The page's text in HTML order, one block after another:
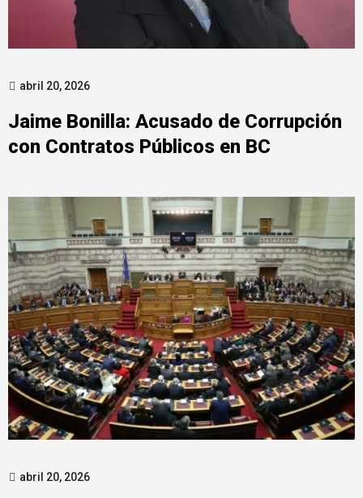
abril 20, 2026
Jaime Bonilla: Acusado de Corrupción
con Contratos Públicos en BC
abril 20, 2026